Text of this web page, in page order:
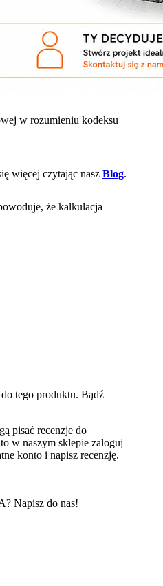
w rozumieniu kodeksu
więcej czytając nasz Blog.
że kalkulacja
tego produktu. Bądź
pisać recenzje do
w naszym sklepie zaloguj
konto i napisz recenzję.
Napisz do nas!